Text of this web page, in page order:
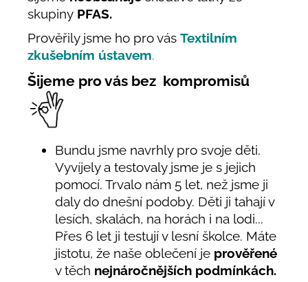
skupiny PFAS.
Prověřily jsme ho pro vás Textilním
zkušebním ústavem.
Šijeme pro vás bez kompromisů
Bundu jsme navrhly pro svoje děti.
Vyvíjely a testovaly jsme je s jejich
pomocí. Trvalo nám 5 let, než jsme ji
daly do dnešní podoby. Děti ji tahají v
lesích, skalách, na horách i na lodi...
Přes 6 let ji testují v lesní školce. Máte
jistotu, že naše oblečení je prověřené
v těch nejnáročnějších podmínkách.